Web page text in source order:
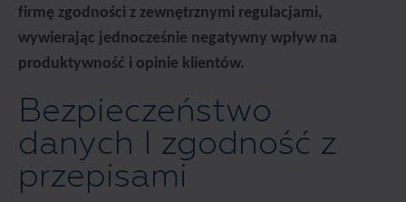
firmę zgodności z zewnętrznymi regulacjami,
wywierając jednocześnie negatywny wpływ na
produktywność i opinie klientów.
Bezpieczeństwo
danych I zgodność z
przepisami